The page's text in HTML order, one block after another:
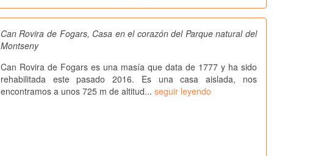
Can Rovira de Fogars, Casa en el corazón del Parque natural del
Montseny
Can Rovira de Fogars es una masía que data de 1777 y ha sido
rehabilitada este pasado 2016. Es una casa aislada, nos
encontramos a unos 725 m de altitud... seguir leyendo